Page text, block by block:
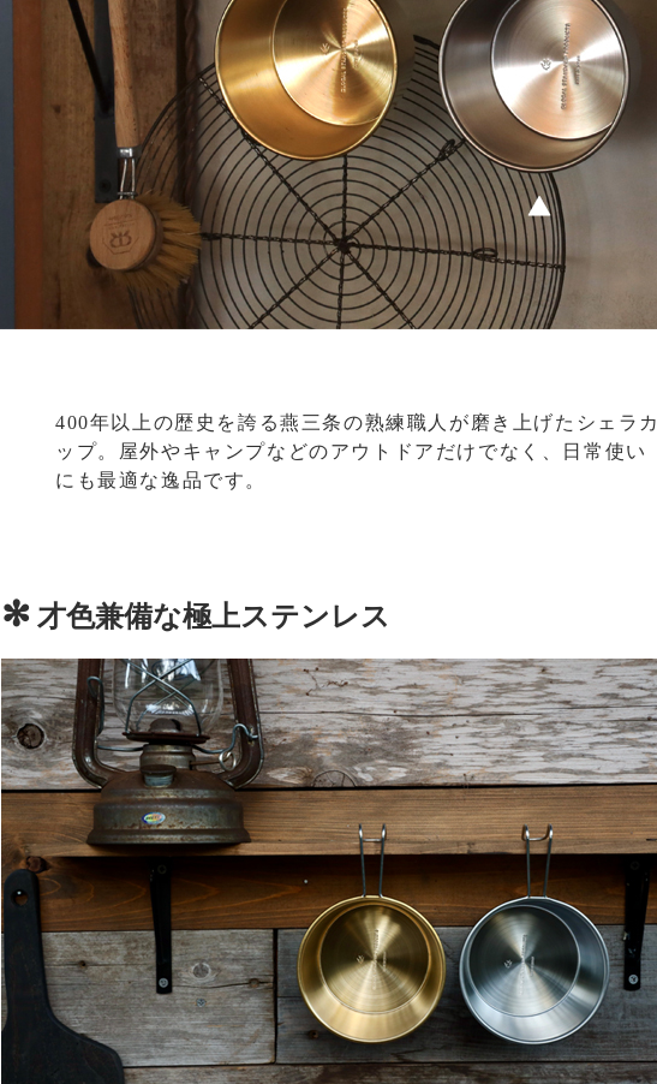
400年以上の歴史を誇る燕三条の熟練職人が磨き上げたシェラカ
ップ。屋外やキャンプなどのアウトドアだけでなく、日常使い
にも最適な逸品です。
✻ 才色兼備な極上ステンレス